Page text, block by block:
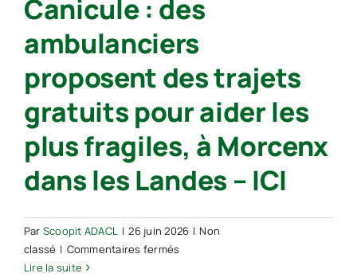
de
Pau,
enfance
et
électricité
au
menu
du
Conseil
municipal
Canicule : des
ambulanciers
proposent des trajets
gratuits pour aider les
plus fragiles, à Morcenx
dans les Landes – ICI
Par Scoopit ADACL | 26 juin 2026 | Non
classé | Commentaires ferméssur
Lire la suite